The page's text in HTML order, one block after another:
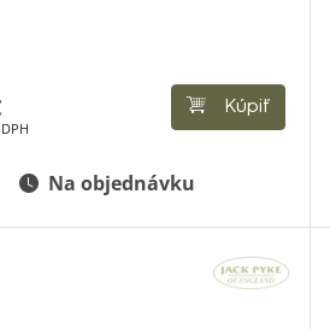
Kúpiť
Na objednávku